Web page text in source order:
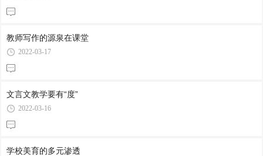
教师写作的源泉在课堂
2022-03-17
文言文教学要有“度”
2022-03-16
学校美育的多元渗透